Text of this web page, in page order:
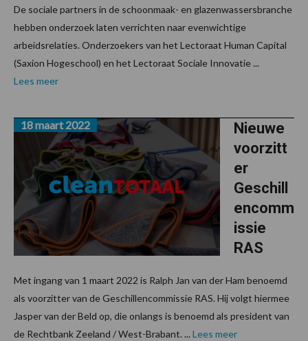
De sociale partners in de schoonmaak- en glazenwassersbranche
hebben onderzoek laten verrichten naar evenwichtige
arbeidsrelaties. Onderzoekers van het Lectoraat Human Capital
(Saxion Hogeschool) en het Lectoraat Sociale Innovatie ...
Lees meer
Nieuwe
voorzitt
er
Geschill
encomm
issie
RAS
18 maart 2022
Met ingang van 1 maart 2022 is Ralph Jan van der Ham benoemd
als voorzitter van de Geschillencommissie RAS. Hij volgt hiermee
Jasper van der Beld op, die onlangs is benoemd als president van
de Rechtbank Zeeland / West-Brabant. ...Lees meer